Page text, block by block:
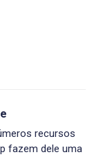
recursos
fazem dele uma